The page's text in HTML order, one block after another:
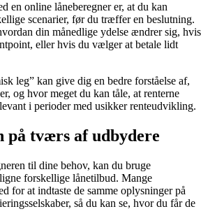
en online låneberegner er, at du kan
scenarier, før du træffer en beslutning.
din månedlige ydelse ændrer sig, hvis
eller hvis du vælger at betale lidt
leg” kan give dig en bedre forståelse af,
og hvor meget du kan tåle, at renterne
i perioder med usikker renteudvikling.
på tværs af udbydere
til dine behov, kan du bruge
forskellige lånetilbud. Mange
for at indtaste de samme oplysninger på
så du kan se, hvor du får de